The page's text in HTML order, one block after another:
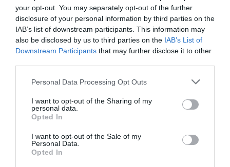
your opt-out. You may separately opt-out of the further
disclosure of your personal information by third parties on the
IAB’s list of downstream participants. This information may
also be disclosed by us to third parties on the IAB’s List of
Downstream Participants that may further disclose it to other
Please note that this website/app uses one or more Google
not limited to your visit or usage behaviour. You may click to
grant or deny consent to Google and its third-party tags to
use your data for below specified purposes in below Google
consent section.
Personal Data Processing Opt Outs
I want to opt-out of the Sharing of my
personal data.
Opted In
I want to opt-out of the Sale of my
Personal Data.
Opted In
καταλαμβάνοντας την ένατη θέση.
09.08.2026 ΣΤΙΒΟΣ